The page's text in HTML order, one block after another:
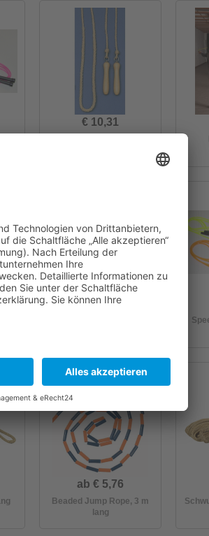
€ 10,31
ab € 5,20
ab € 5,76
Beaded Jump Rope, 3 m
lang